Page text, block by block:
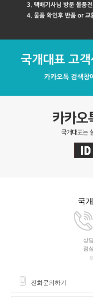
국
상
점
전화문의하기